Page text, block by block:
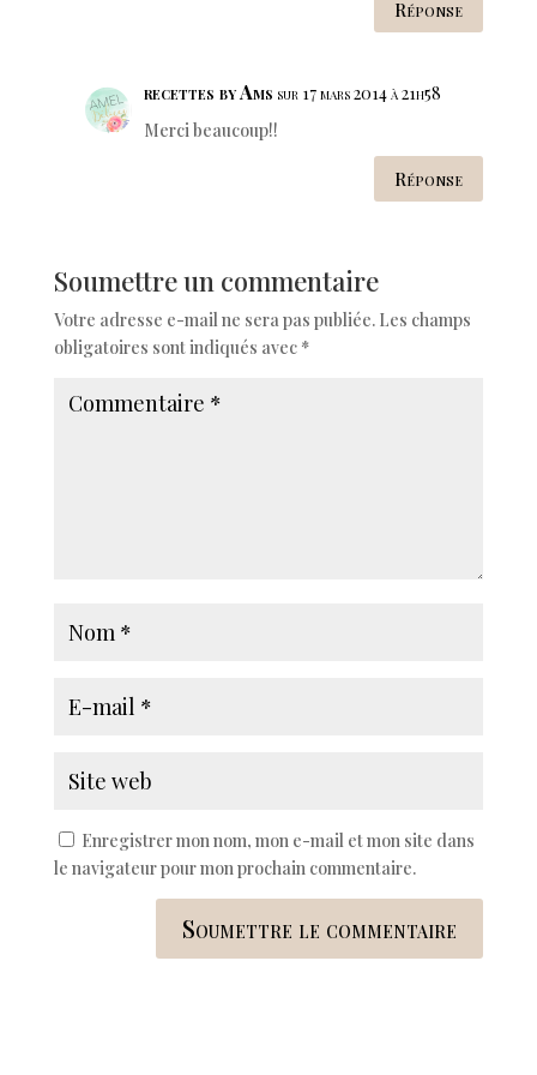
Réponse
recettes by Ams sur 17 mars 2014 à 21h58
Merci beaucoup!!
Réponse
Soumettre un commentaire
Votre adresse e-mail ne sera pas publiée. Les champs
obligatoires sont indiqués avec *
Enregistrer mon nom, mon e-mail et mon site dans
le navigateur pour mon prochain commentaire.
Soumettre le commentaire